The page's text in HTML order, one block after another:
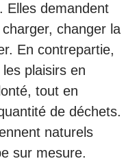
Elles demandent
changer la
En contrepartie,
plaisirs en
tout en
de déchets.
naturels
sur mesure.